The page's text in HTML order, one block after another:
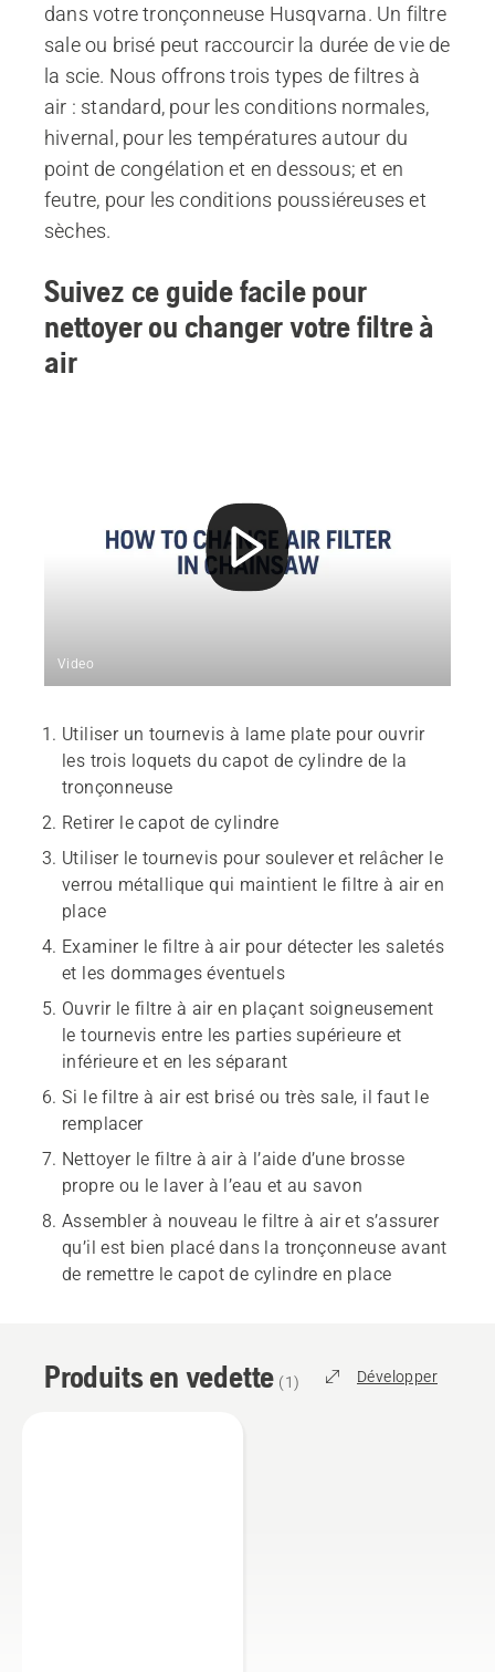
dans votre tronçonneuse Husqvarna. Un filtre
sale ou brisé peut raccourcir la durée de vie de
la scie. Nous offrons trois types de filtres à
air : standard, pour les conditions normales,
hivernal, pour les températures autour du
point de congélation et en dessous; et en
feutre, pour les conditions poussiéreuses et
sèches.
Suivez ce guide facile pour
nettoyer ou changer votre filtre à
air
Video
Utiliser un tournevis à lame plate pour ouvrir
les trois loquets du capot de cylindre de la
tronçonneuse
Retirer le capot de cylindre
Utiliser le tournevis pour soulever et relâcher le
verrou métallique qui maintient le filtre à air en
place
Examiner le filtre à air pour détecter les saletés
et les dommages éventuels
Ouvrir le filtre à air en plaçant soigneusement
le tournevis entre les parties supérieure et
inférieure et en les séparant
Si le filtre à air est brisé ou très sale, il faut le
remplacer
Nettoyer le filtre à air à l’aide d’une brosse
propre ou le laver à l’eau et au savon
Assembler à nouveau le filtre à air et s’assurer
qu’il est bien placé dans la tronçonneuse avant
de remettre le capot de cylindre en place
Produits en vedette (1) Développer